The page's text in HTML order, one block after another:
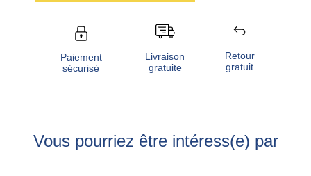
Paiement
sécurisé
Livraison
gratuite
Retour
gratuit
Vous pourriez être intéress(e) par